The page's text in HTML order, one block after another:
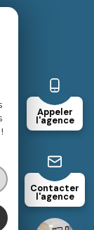
Appeler
l'agence
Contacter
l'agence